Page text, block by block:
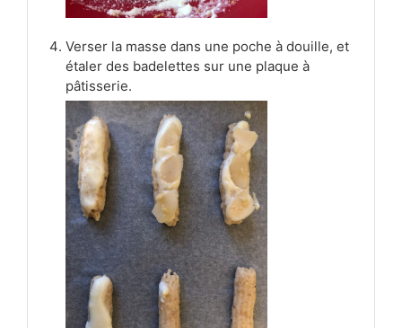
Verser la masse dans une poche à douille, et
étaler des badelettes sur une plaque à
pâtisserie.